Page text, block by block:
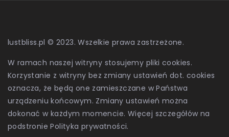
lustbliss.pl © 2023. Wszelkie prawa zastrzeżone.
W ramach naszej witryny stosujemy pliki cookies.
Korzystanie z witryny bez zmiany ustawień dot. cookies
oznacza, że będą one zamieszczane w Państwa
urządzeniu końcowym. Zmiany ustawień można
dokonać w każdym momencie. Więcej szczegółów na
podstroniePolityka prywatności.